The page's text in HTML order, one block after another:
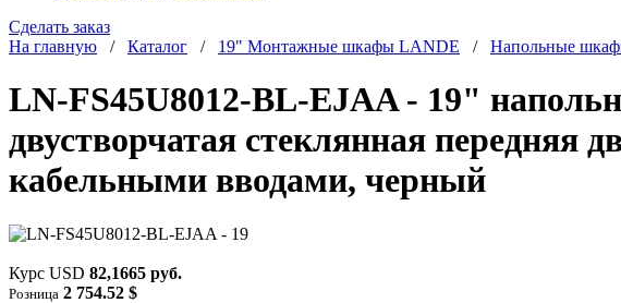
Сделать заказ
На главную / Каталог / 19" Монтажные шкафы LANDE / Напольные
LN-FS45U8012-BL-EJAA - 19"
двустворчатая стеклянная передняя
кабельными вводами, черный
Курс USD 82,1665 руб.
Розница 2 754.52 $